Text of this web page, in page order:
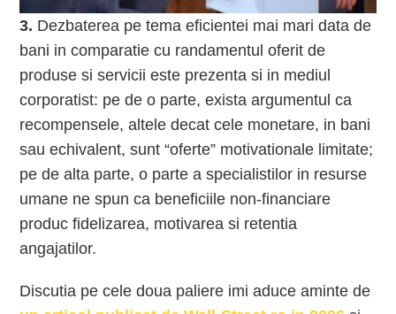
3. Dezbaterea pe tema eficientei mai mari data de
bani in comparatie cu randamentul oferit de
produse si servicii este prezenta si in mediul
corporatist: pe de o parte, exista argumentul ca
recompensele, altele decat cele monetare, in bani
sau echivalent, sunt “oferte” motivationale limitate;
pe de alta parte, o parte a specialistilor in resurse
umane ne spun ca beneficiile non-financiare
produc fidelizarea, motivarea si retentia
angajatilor.
Discutia pe cele doua paliere imi aduce aminte de